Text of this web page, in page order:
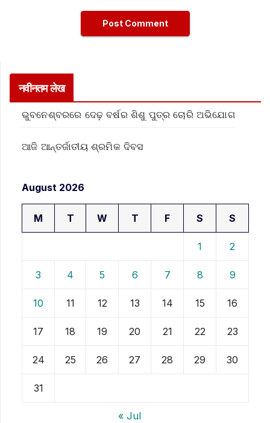
नवीनतम लेख
ଭୁବନେଶ୍ବରରେ ଦେଢ଼ ବର୍ଷର ଶିଶୁ ପୁତ୍ର ଚୋରି ଅଭିଯୋଗ
ଆଜି ଆନ୍ତର୍ଜାତୀୟ ଶ୍ରମିକ ଦିବସ
August 2026
M T W T F S S
1 2
3 4 5 6 7 8 9
10 11 12 13 14 15 16
17 18 19 20 21 22 23
24 25 26 27 28 29 30
31
« Jul